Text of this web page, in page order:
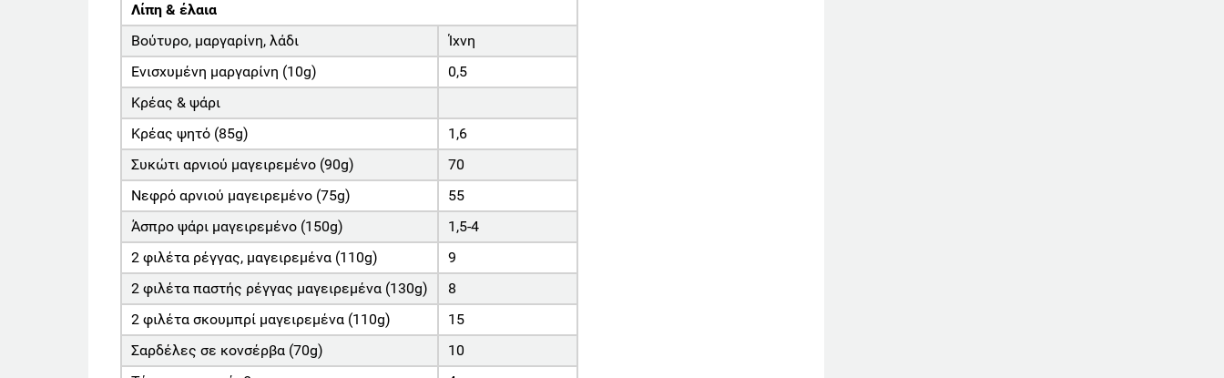
Λίπη & έλαια
Βούτυρο, μαργαρίνη, λάδι
Ίχνη
Ενισχυμένη μαργαρίνη (10g)
0,5
Κρέας & ψάρι
Κρέας ψητό (85g)
1,6
Συκώτι αρνιού μαγειρεμένο (90g)
70
Νεφρό αρνιού μαγειρεμένο (75g)
55
Άσπρο ψάρι μαγειρεμένο (150g)
1,5-4
2 φιλέτα ρέγγας, μαγειρεμένα (110g)
9
2 φιλέτα παστής ρέγγας μαγειρεμένα (130g)
8
2 φιλέτα σκουμπρί μαγειρεμένα (110g)
15
Σαρδέλες σε κονσέρβα (70g)
10